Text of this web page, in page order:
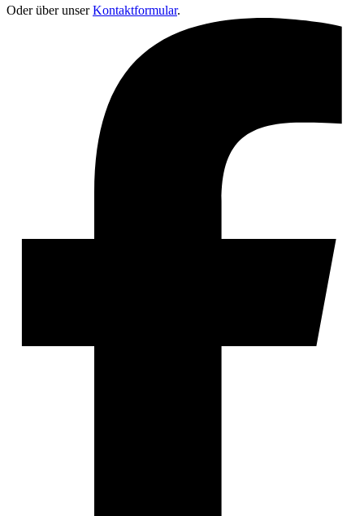
Oder über unserKontaktformular.